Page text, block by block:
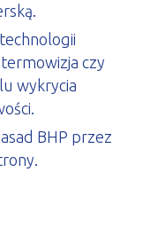
czy
wykrycia
BHP przez